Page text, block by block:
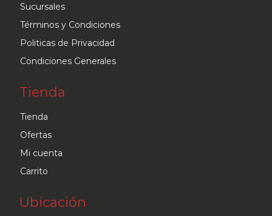
Sucursales
Términos y Condiciones
Politicas de Privacidad
Condiciones Generales
Tienda
Tienda
Ofertas
Mi cuenta
Carrito
Ubicación